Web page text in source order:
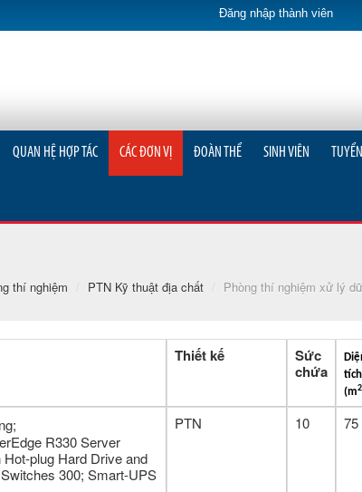
Đăng nhập thành viên
QUAN HỆ HỢP TÁC CÁC ĐƠN VỊ ĐOÀN THỂ SINH VIÊN
thí nghiệm / PTN Kỹ thuật địa chất / Phòng thí nghiệm xử lý
Thiết kế
Sức
chứa
tích
(m2
R330 Server
plug Hard Drive and
300; Smart-UPS
PTN 10 75